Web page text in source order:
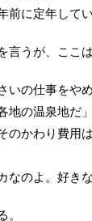
前に定年して
言うが、ここ
いの仕事を
地の温泉地だ」
のかわり費用
なのよ。好き